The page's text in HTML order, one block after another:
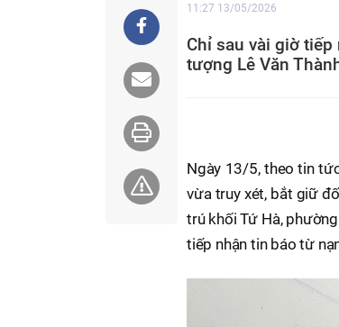
11:27 13/05/2026
Chỉ sau vài giờ
tượng Lê Văn
Ngày 13/5, theo tin
vừa truy xét, bắt giữ
trú khối Tứ Hà,
tiếp nhận tin báo từ